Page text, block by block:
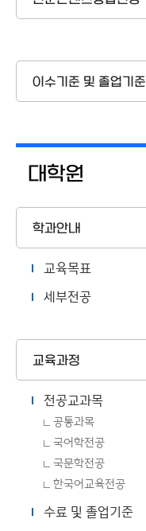
이수기준 및 졸업기준
대학원
학과안내
교육목표
세부전공
교육과정
전공교과목
공통과목
국어학전공
국문학전공
한국어교육전공
수료 및 졸업기준